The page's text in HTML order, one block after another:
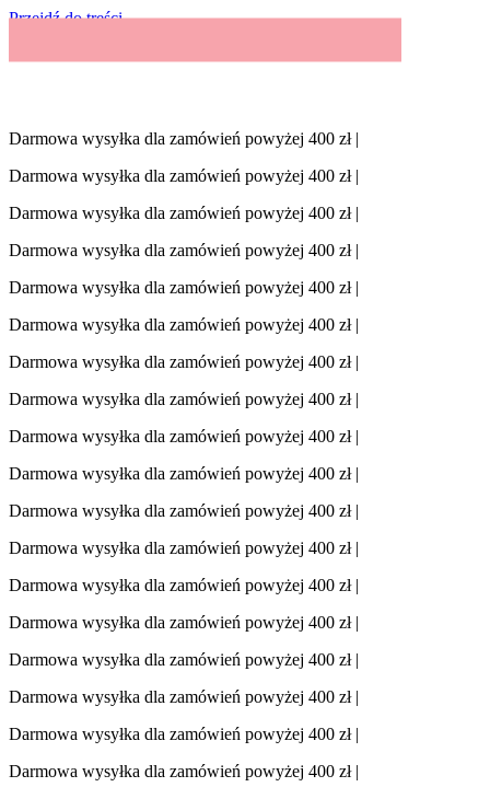
Przejdź do treści
Darmowa wysyłka dla zamówień powyżej 400 zł |
Darmowa wysyłka dla zamówień powyżej 400 zł |
Darmowa wysyłka dla zamówień powyżej 400 zł |
Darmowa wysyłka dla zamówień powyżej 400 zł |
Darmowa wysyłka dla zamówień powyżej 400 zł |
Darmowa wysyłka dla zamówień powyżej 400 zł |
Darmowa wysyłka dla zamówień powyżej 400 zł |
Darmowa wysyłka dla zamówień powyżej 400 zł |
Darmowa wysyłka dla zamówień powyżej 400 zł |
Darmowa wysyłka dla zamówień powyżej 400 zł |
Darmowa wysyłka dla zamówień powyżej 400 zł |
Darmowa wysyłka dla zamówień powyżej 400 zł |
Darmowa wysyłka dla zamówień powyżej 400 zł |
Darmowa wysyłka dla zamówień powyżej 400 zł |
Darmowa wysyłka dla zamówień powyżej 400 zł |
Darmowa wysyłka dla zamówień powyżej 400 zł |
Darmowa wysyłka dla zamówień powyżej 400 zł |
Darmowa wysyłka dla zamówień powyżej 400 zł |